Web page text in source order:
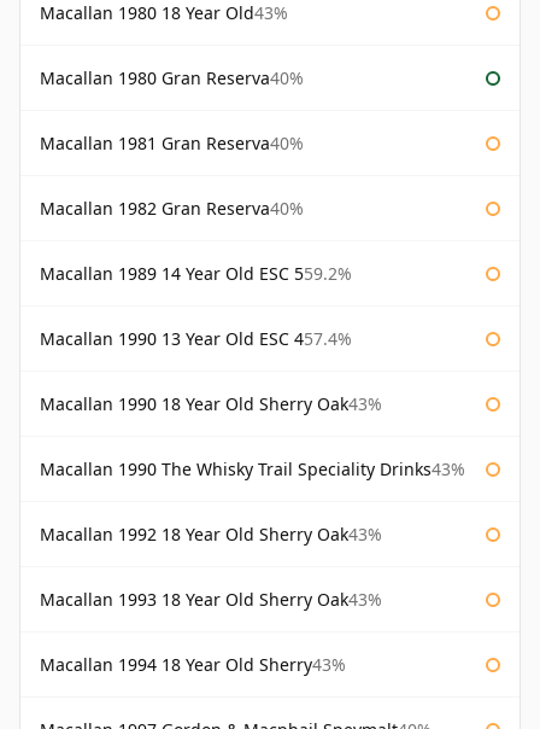
Macallan 1980 18 Year Old43%
Macallan 1980 Gran Reserva40%
Macallan 1981 Gran Reserva40%
Macallan 1982 Gran Reserva40%
Macallan 1989 14 Year Old ESC 559.2%
Macallan 1990 13 Year Old ESC 457.4%
Macallan 1990 18 Year Old Sherry Oak43%
Macallan 1990 The Whisky Trail Speciality Drinks43%
Macallan 1992 18 Year Old Sherry Oak43%
Macallan 1993 18 Year Old Sherry Oak43%
Macallan 1994 18 Year Old Sherry43%